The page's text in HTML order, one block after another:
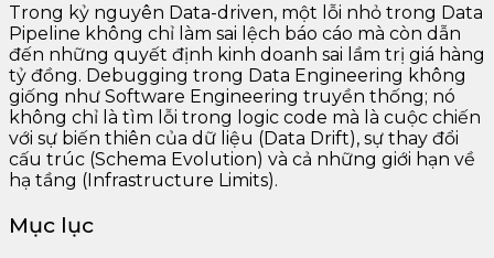
Trong kỷ nguyên Data-driven, một lỗi nhỏ trong Data
Pipeline không chỉ làm sai lệch báo cáo mà còn dẫn
đến những quyết định kinh doanh sai lầm trị giá hàng
tỷ đồng. Debugging trong Data Engineering không
giống như Software Engineering truyền thống; nó
không chỉ là tìm lỗi trong logic code mà là cuộc chiến
với sự biến thiên của dữ liệu (Data Drift), sự thay đổi
cấu trúc (Schema Evolution) và cả những giới hạn về
hạ tầng (Infrastructure Limits).
Mục lục